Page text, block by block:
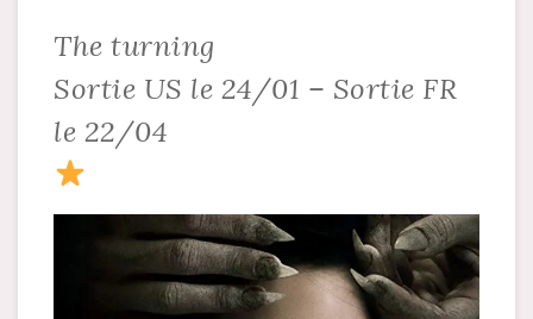
The turning
Sortie US le 24/01 – Sortie FR
le 22/04